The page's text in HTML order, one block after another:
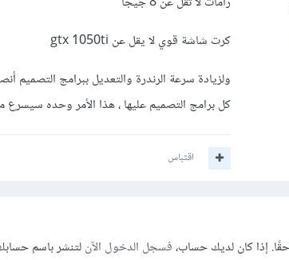
كرت شاشة قوي لا يقل عن gtx 1050ti
كل برامج التصميم عليها ، هذا الأمر وحده سيسرع من
اقتباس
إذا كان لديك حساب،فسجل الدخول الآنلتنشر باسم